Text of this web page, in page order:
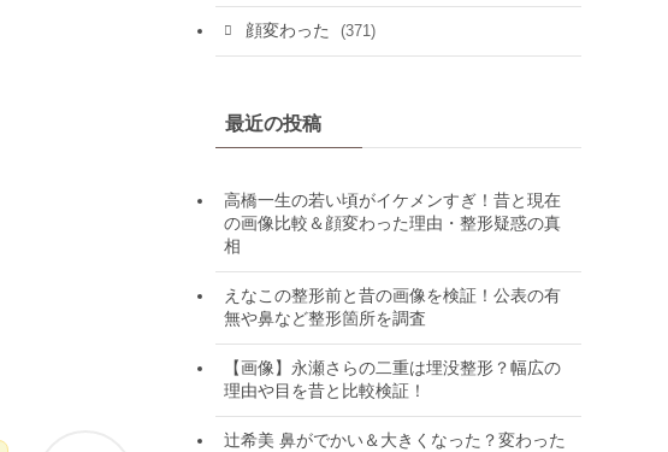
顔変わった (371)
最近の投稿
高橋一生の若い頃がイケメンすぎ！昔と現在
の画像比較＆顔変わった理由・整形疑惑の真
相
えなこの整形前と昔の画像を検証！公表の有
無や鼻など整形箇所を調査
【画像】永瀬さらの二重は埋没整形？幅広の
理由や目を昔と比較検証！
辻希美 鼻がでかい＆大きくなった？変わった